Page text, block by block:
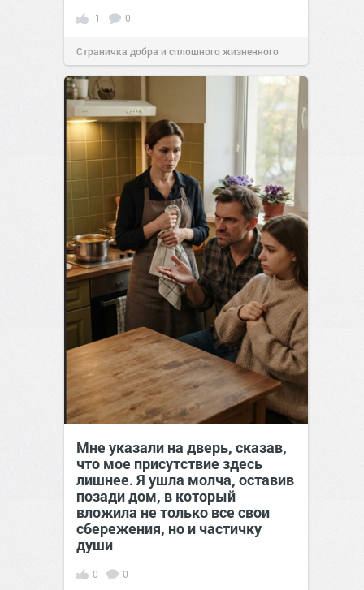
-1 0
Страничка добра и сплошного жизненного
позитива!00:29Сегодня
Мне указали на дверь, сказав,
что мое присутствие здесь
лишнее. Я ушла молча, оставив
позади дом, в который
вложила не только все свои
сбережения, но и частичку
души
0 0